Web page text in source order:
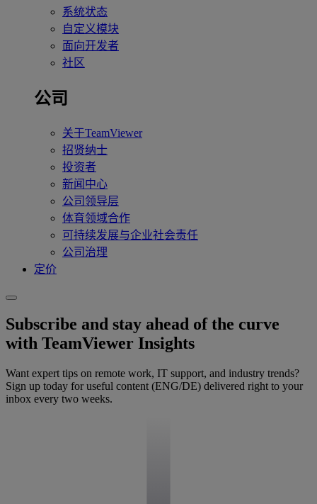
系统状态
自定义模块
面向开发者
社区
公司
关于TeamViewer
招贤纳士
投资者
新闻中心
公司领导层
体育领域合作
可持续发展与企业社会责任
公司治理
定价
Subscribe and stay ahead of the curve
with TeamViewer Insights
Want expert tips on remote work, IT support, and industry trends?
Sign up today for useful content (ENG/DE) delivered right to your
inbox every two weeks.